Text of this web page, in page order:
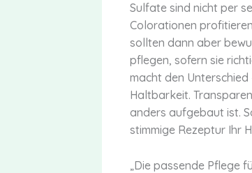
Sulfate sind nicht per
Colorationen
sollten dann aber
pflegen, sofern sie
macht den
Haltbarkeit.
anders aufgebaut ist.
stimmige Rezeptur Ihr
„Die passende Pflege